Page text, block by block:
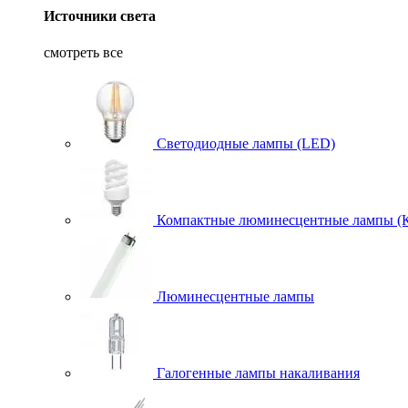
Источники света
смотреть все
Светодиодные лампы (LED)
Компактные люминесцентные лампы
Люминесцентные лампы
Галогенные лампы накаливания